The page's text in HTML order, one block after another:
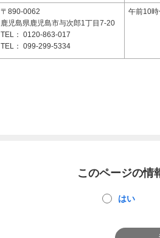
〒890-0062
鹿児島県鹿児島市与次郎1丁目7-20
TEL： 0120-863-017
TEL： 099-299-5334
午前10
このページの情
はい